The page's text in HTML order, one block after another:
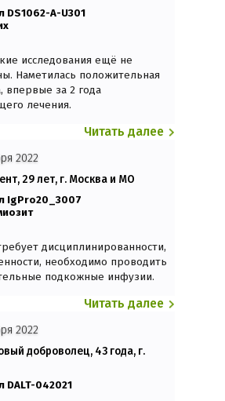
DS1062-A-U301
исследования ещё не
Наметилась положительная
впервые за 2 года
лечения.
Читать далее
2022
29 лет, г. Москва и МО
IgPro20_3007
дисциплинированности,
необходимо проводить
подкожные инфузии.
Читать далее
2022
доброволец, 43 года, г.
DALT-042021